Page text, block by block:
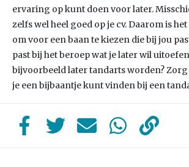
ervaring op kunt doen voor later.
zelfs wel heel goed op je cv. Daarom is
om voor een baan te kiezen die bij jou
past bij het beroep wat je later wil
bijvoorbeeld later tandarts worden?
je een bijbaantje kunt vinden bij een